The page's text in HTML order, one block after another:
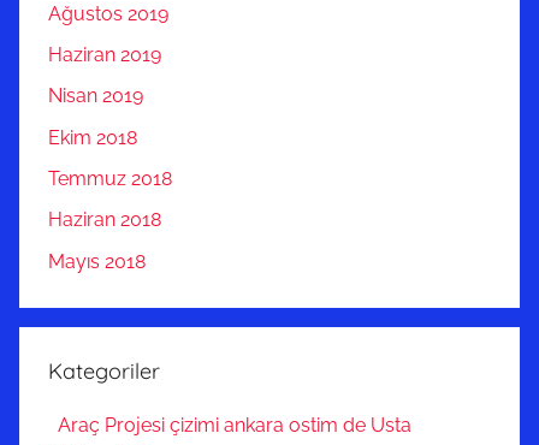
Ağustos 2019
Haziran 2019
Nisan 2019
Ekim 2018
Temmuz 2018
Haziran 2018
Mayıs 2018
Kategoriler
Araç Projesi çizimi ankara ostim de Usta